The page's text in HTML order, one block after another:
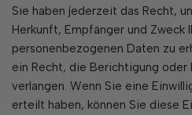
Sie haben jederzeit das Recht,
Herkunft, Empfänger und Zweck
personenbezogenen Daten zu
ein Recht, die Berichtigung oder
verlangen. Wenn Sie eine
erteilt haben, können Sie diese